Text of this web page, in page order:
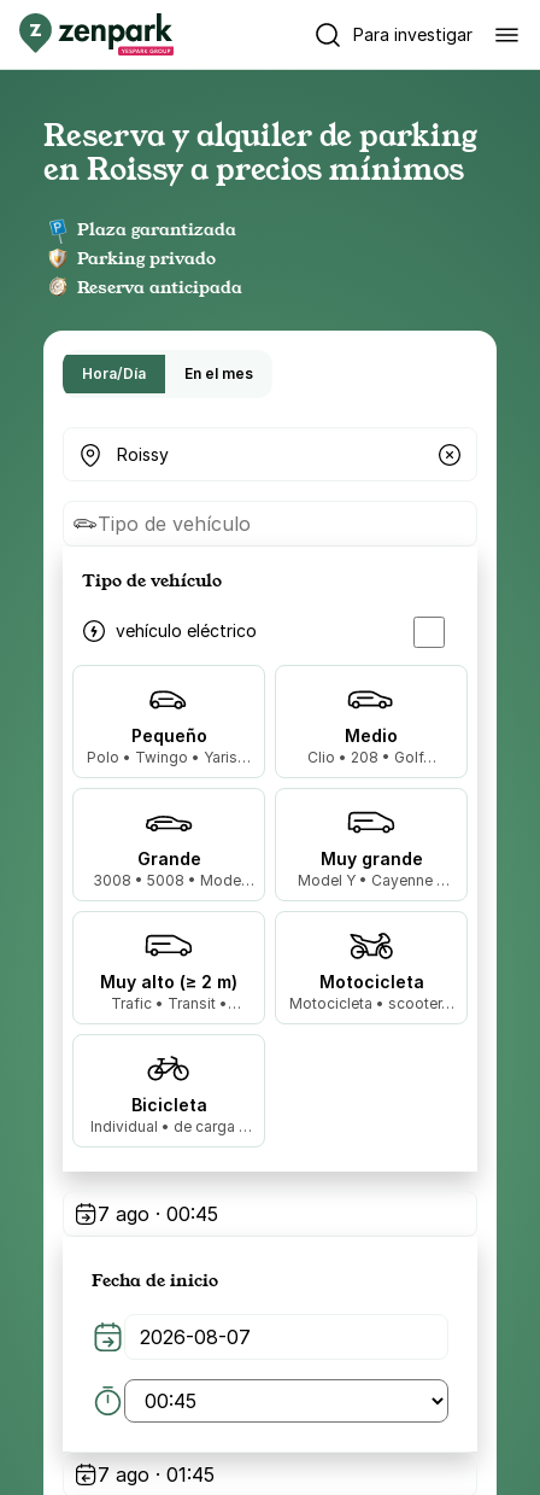
Para investigar
Reserva y alquiler de parking
en Roissy a precios mínimos
Plaza garantizada
Parking privado
Reserva anticipada
Hora/Día En el mes
¿Dónde buscas parking?
Tipo de vehículo
Tipo de vehículo
vehículo eléctrico
Pequeño
Polo • Twingo • Yaris…
Medio
Clio • 208 • Golf…
Grande
3008 • 5008 • Model
3…
Muy grande
Model Y • Cayenne •
X5…
Muy alto (≥ 2 m)
Trafic • Transit •
Master…
Motocicleta
Motocicleta • scooter…
Bicicleta
Individual • de carga •
biplaza…
7 ago · 00:45
Fecha de inicio
7 ago · 01:45